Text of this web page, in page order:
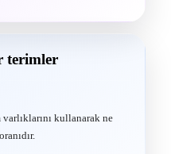
terimler
kullanarak ne